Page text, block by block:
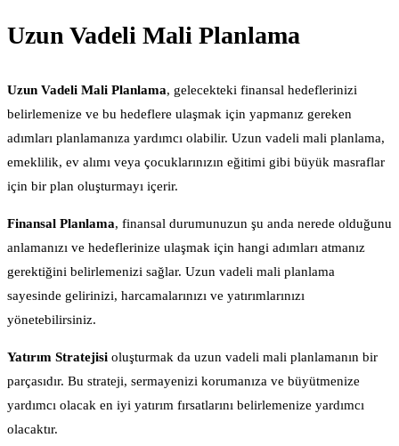
Uzun Vadeli Mali Planlama
Uzun Vadeli Mali Planlama, gelecekteki finansal hedeflerinizi
belirlemenize ve bu hedeflere ulaşmak için yapmanız gereken
adımları planlamanıza yardımcı olabilir. Uzun vadeli mali planlama,
emeklilik, ev alımı veya çocuklarınızın eğitimi gibi büyük masraflar
için bir plan oluşturmayı içerir.
Finansal Planlama, finansal durumunuzun şu anda nerede olduğunu
anlamanızı ve hedeflerinize ulaşmak için hangi adımları atmanız
gerektiğini belirlemenizi sağlar. Uzun vadeli mali planlama
sayesinde gelirinizi, harcamalarınızı ve yatırımlarınızı
yönetebilirsiniz.
Yatırım Stratejisi oluşturmak da uzun vadeli mali planlamanın bir
parçasıdır. Bu strateji, sermayenizi korumanıza ve büyütmenize
yardımcı olacak en iyi yatırım fırsatlarını belirlemenize yardımcı
olacaktır.